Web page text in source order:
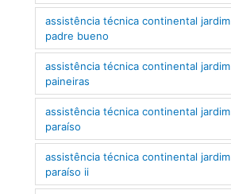
assistência técnica continental jardim
padre bueno
assistência técnica continental jardim
paineiras
assistência técnica continental jardim
paraíso
assistência técnica continental jardim
paraíso ii